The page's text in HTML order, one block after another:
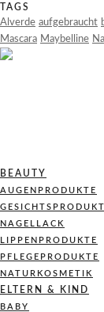
TAGS
Alverde aufgebraucht
Mascara Maybelline
BEAUTY
AUGENPRODUKTE
NAGELLACK
LIPPENPRODUKTE
PFLEGEPRODUKTE
NATURKOSMETIK
ELTERN & KIND
BABY